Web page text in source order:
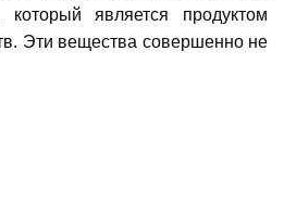
является продуктом
Эти вещества совершенно не